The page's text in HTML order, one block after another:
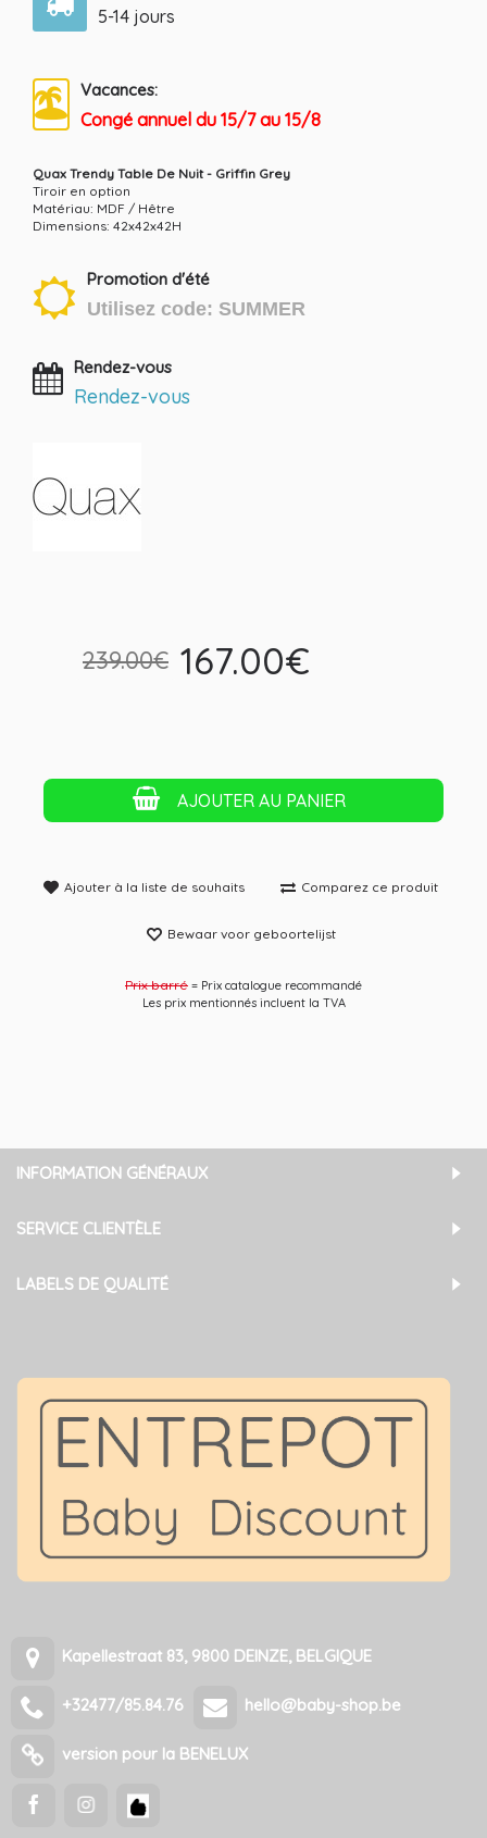
5-14 jours
Vacances:
Congé annuel du 15/7 au 15/8
Quax Trendy Table De Nuit - Griffin Grey
Tiroir en option
Matériau: MDF / Hêtre
Dimensions: 42x42x42H
Promotion d'été
Utilisez code: SUMMER
Rendez-vous
Rendez-vous
239.00€ 167.00€
AJOUTER AU PANIER
Ajouter à la liste de souhaits Comparez ce produit
Bewaar voor geboortelijst
Prix ​​barré = Prix catalogue recommandé
Les prix mentionnés incluent la TVA
INFORMATION GÉNÉRAUX
SERVICE CLIENTÈLE
LABELS DE QUALITÉ
Kapellestraat 83, 9800 DEINZE, BELGIQUE
+32477/85.84.76 hello@baby-shop.be
version pour la BENELUX